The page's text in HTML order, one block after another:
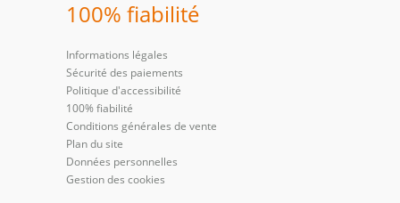
100% fiabilité
Informations légales
Sécurité des paiements
Politique d'accessibilité
100% fiabilité
Conditions générales de vente
Plan du site
Données personnelles
Gestion des cookies